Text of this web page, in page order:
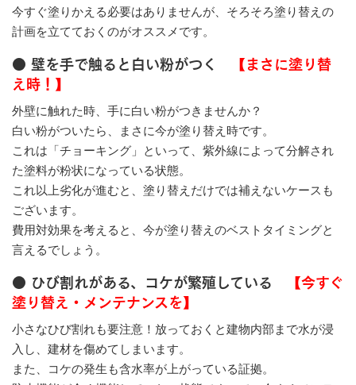
今すぐ塗りかえる必要はありませんが、そろそろ塗り替えの
計画を立てておくのがオススメです。
● 壁を手で触ると白い粉がつく
【まさに塗り替
え時！】
外壁に触れた時、手に白い粉がつきませんか？
白い粉がついたら、まさに今が塗り替え時です。
これは「チョーキング」といって、紫外線によって分解され
た塗料が粉状になっている状態。
これ以上劣化が進むと、塗り替えだけでは補えないケースも
ございます。
費用対効果を考えると、今が塗り替えのベストタイミングと
言えるでしょう。
● ひび割れがある、コケが繁殖している
【今すぐ
塗り替え・メンテナンスを】
小さなひび割れも要注意！放っておくと建物内部まで水が浸
入し、建材を傷めてしまいます。
また、コケの発生も含水率が上がっている証拠。